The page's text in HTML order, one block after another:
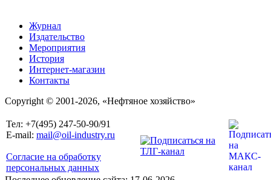
Журнал
Издательство
Мероприятия
История
Интернет-магазин
Контакты
Copyright © 2001-2026, «Нефтяное хозяйство»
Тел: +7(495) 247-50-90/91
E-mail: mail@oil-industry.ru
Согласие на обработку
персональных данных